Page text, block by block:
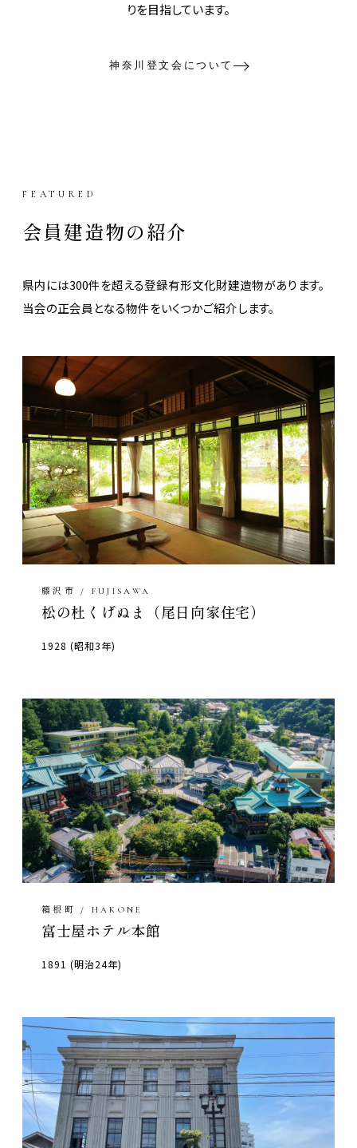
りを目指しています。
神奈川登文会について
FEATURED
会員建造物の紹介
県内には300件を超える登録有形文化財建造物があります。
当会の正会員となる物件をいくつかご紹介します。
藤沢市 / FUJISAWA
松の杜くげぬま（尾日向家住宅）
1928 (昭和3年)
箱根町 / HAKONE
富士屋ホテル本館
1891 (明治24年)